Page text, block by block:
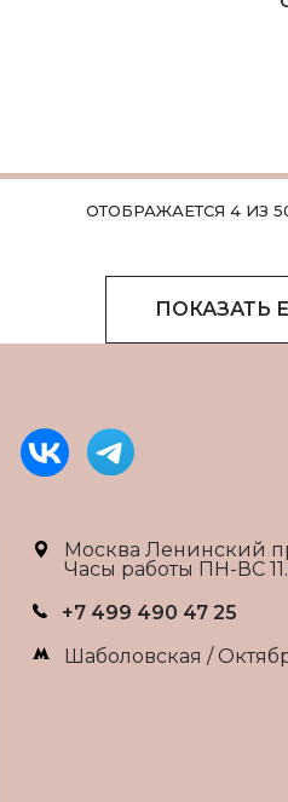
ОТОБРАЖАЕТСЯ 4 ИЗ
ПОКАЗАТЬ
Москва Ленинский
Часы работы ПН-ВС
+7 499 490 47 25
Шаболовская /